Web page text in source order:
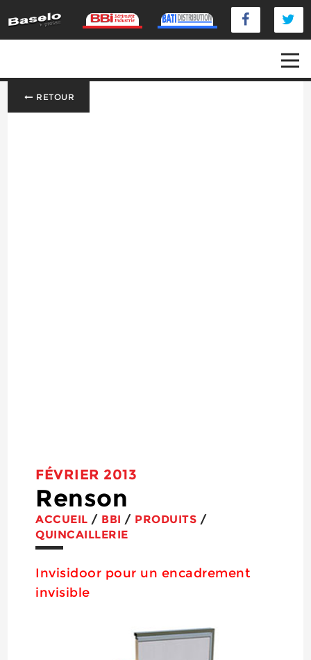
RETOUR
FÉVRIER 2013
Renson
ACCUEIL / BBI / PRODUITS /
QUINCAILLERIE
Invisidoor pour un encadrement
invisible